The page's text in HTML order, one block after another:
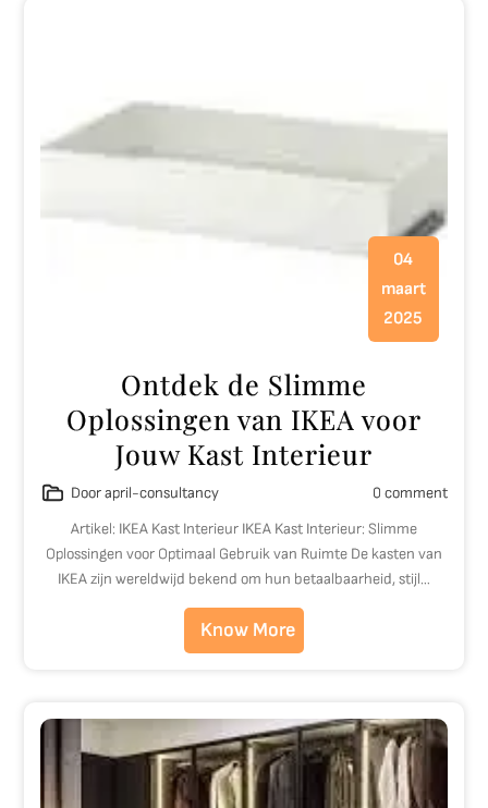
04
maart
2025
Ontdek de Slimme
Oplossingen van IKEA voor
Jouw Kast Interieur
Door april-consultancy
0 comment
Artikel: IKEA Kast Interieur IKEA Kast Interieur: Slimme
Oplossingen voor Optimaal Gebruik van Ruimte De kasten van
IKEA zijn wereldwijd bekend om hun betaalbaarheid, stijl…
Know More